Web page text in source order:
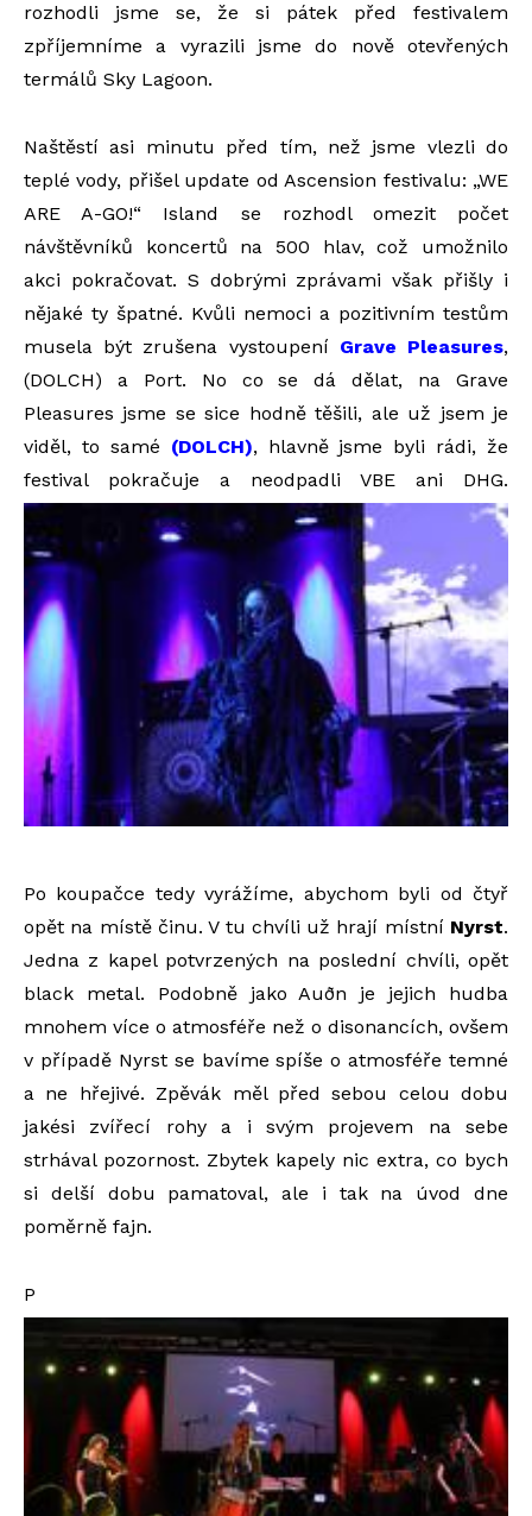
rozhodli jsme se, že si pátek před festivalem
zpříjemníme a vyrazili jsme do nově otevřených
termálů Sky Lagoon.
Naštěstí asi minutu před tím, než jsme vlezli do
teplé vody, přišel update od Ascension festivalu: „WE
ARE A-GO!“ Island se rozhodl omezit počet
návštěvníků koncertů na 500 hlav, což umožnilo
akci pokračovat. S dobrými zprávami však přišly i
nějaké ty špatné. Kvůli nemoci a pozitivním testům
musela být zrušena vystoupení Grave Pleasures,
(DOLCH) a Port. No co se dá dělat, na Grave
Pleasures jsme se sice hodně těšili, ale už jsem je
viděl, to samé (DOLCH), hlavně jsme byli rádi, že
festival pokračuje a neodpadli VBE ani DHG.
Po koupačce tedy vyrážíme, abychom byli od čtyř
opět na místě činu. V tu chvíli už hrají místní Nyrst.
Jedna z kapel potvrzených na poslední chvíli, opět
black metal. Podobně jako Auðn je jejich hudba
mnohem více o atmosféře než o disonancích, ovšem
v případě Nyrst se bavíme spíše o atmosféře temné
a ne hřejivé. Zpěvák měl před sebou celou dobu
jakési zvířecí rohy a i svým projevem na sebe
strhával pozornost. Zbytek kapely nic extra, co bych
si delší dobu pamatoval, ale i tak na úvod dne
poměrně fajn.
P